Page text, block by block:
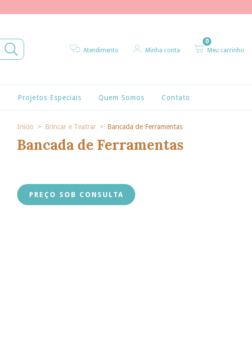
Atendimento Minha conta Meu carrinho
0
Projetos Especiais Quem Somos Contato
Início > Brincar e Teatrar > Bancada de Ferramentas
Bancada de Ferramentas